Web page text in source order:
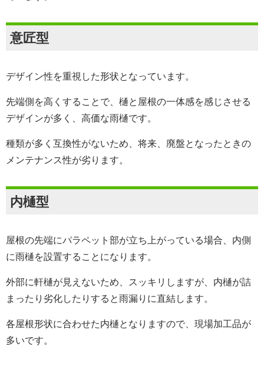
意匠型
デザイン性を重視した形状となっています。
先端側を高くすることで、樋と屋根の一体感を感じさせる
デザインが多く、高価な雨樋です。
種類が多く互換性がないため、将来、廃盤となったときの
メンテナンス性が劣ります。
内樋型
屋根の先端にパラペット部が立ち上がっている場合、内側
に雨樋を設置することになります。
外部に軒樋が見えないため、スッキリしますが、内樋が詰
まったり劣化したりすると雨漏りに直結します。
各屋根形状に合わせた内樋となりますので、現場加工品が
多いです。